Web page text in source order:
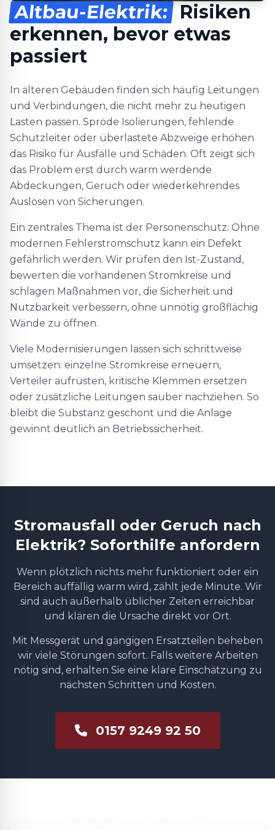
Altbau-Elektrik: Risiken
erkennen, bevor etwas
passiert
In älteren Gebäuden finden sich häufig Leitungen
und Verbindungen, die nicht mehr zu heutigen
Lasten passen. Spröde Isolierungen, fehlende
Schutzleiter oder überlastete Abzweige erhöhen
das Risiko für Ausfälle und Schäden. Oft zeigt sich
das Problem erst durch warm werdende
Abdeckungen, Geruch oder wiederkehrendes
Auslösen von Sicherungen.
Ein zentrales Thema ist der Personenschutz: Ohne
modernen Fehlerstromschutz kann ein Defekt
gefährlich werden. Wir prüfen den Ist-Zustand,
bewerten die vorhandenen Stromkreise und
schlagen Maßnahmen vor, die Sicherheit und
Nutzbarkeit verbessern, ohne unnötig großflächig
Wände zu öffnen.
Viele Modernisierungen lassen sich schrittweise
umsetzen: einzelne Stromkreise erneuern,
Verteiler aufrüsten, kritische Klemmen ersetzen
oder zusätzliche Leitungen sauber nachziehen. So
bleibt die Substanz geschont und die Anlage
gewinnt deutlich an Betriebssicherheit.
Stromausfall oder Geruch nach
Elektrik? Soforthilfe anfordern
Wenn plötzlich nichts mehr funktioniert oder ein
Bereich auffällig warm wird, zählt jede Minute. Wir
sind auch außerhalb üblicher Zeiten erreichbar
und klären die Ursache direkt vor Ort.
Mit Messgerät und gängigen Ersatzteilen beheben
wir viele Störungen sofort. Falls weitere Arbeiten
nötig sind, erhalten Sie eine klare Einschätzung zu
nächsten Schritten und Kosten.
0157 9249 92 50